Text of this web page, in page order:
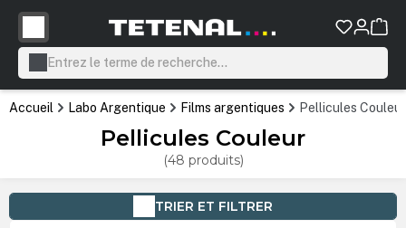
principal
Accueil Labo Argentique Films argentiques Pellicules Couleur
Pellicules Couleur
(48 produits)
TRIER ET FILTRER